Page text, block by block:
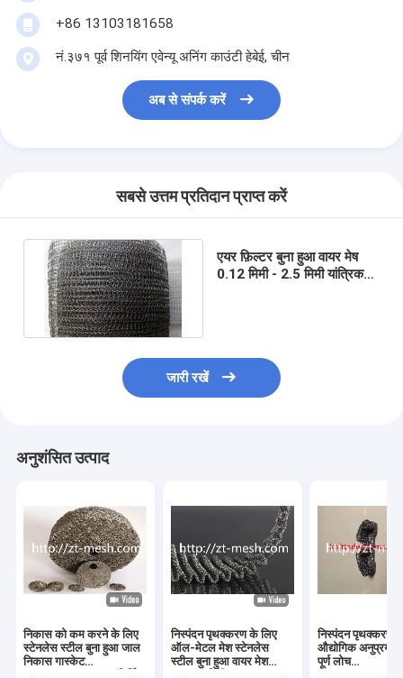
+86 13103181658
नं.३७१ पूर्व शिनयिंग एवेन्यू अनिंग काउंटी हेबेई, चीन
अब से संपर्क करें
सबसे उत्तम प्रतिदान प्राप्त करें
एयर फ़िल्टर बुना हुआ वायर मेष
0.12 मिमी - 2.5 मिमी यांत्रिक
जारी रखें
अनुशंसित उत्पाद
निकास को कम करने के लिए
स्टेनलेस स्टील बुना हुआ जाल
निकास गास्केट
निस्पंदन पृथक्करण के लिए
ऑल-मेटल मेश स्टेनलेस
स्टील बुना हुआ वायर मेश
निस्पंदन पृथक्करण
औद्योगिक
पूर्ण लोच